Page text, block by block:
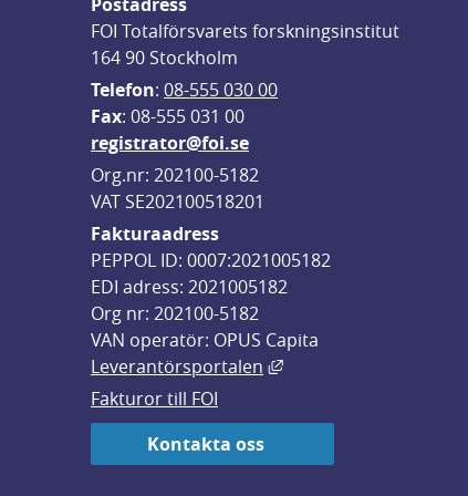
FOI Totalförsvarets forskningsinstitut
164 90 Stockholm
Telefon: 08-555 030 00
Fax: 08-555 031 00
registrator@foi.se
Org.nr: 202100-5182
VAT SE202100518201
Fakturaadress
PEPPOL ID: 0007:2021005182
EDI adress: 2021005182
Org nr: 202100-5182
VAN operatör: OPUS Capita
Leverantörsportalen
Länk till annan
Fakturor till FOI
Kontakta oss